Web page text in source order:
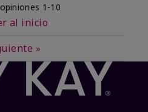
1-10
al inicio
»